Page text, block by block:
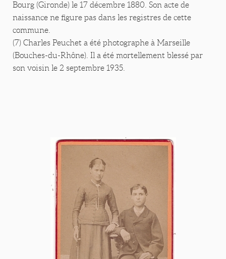
Bourg (Gironde) le 17 décembre 1880. Son acte de
naissance ne figure pas dans les registres de cette
commune.
(7) Charles Peuchet a été photographe à Marseille
(Bouches-du-Rhône). Il a été mortellement blessé par
son voisin le 2 septembre 1935.